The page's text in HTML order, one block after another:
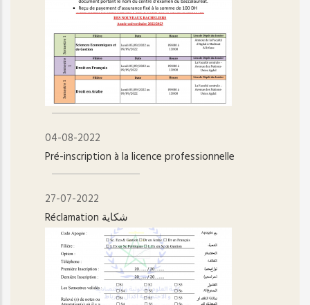
04-08-2022
Pré-inscription à la licence professionnelle
27-07-2022
Réclamation شكاية